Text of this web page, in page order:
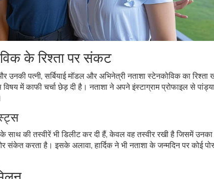
के रिश्ता पर संकट
उनकी पत्नी, सर्बियाई मॉडल और अभिनेत्री नताशा स्टेनकोविक का रिश्ता
में काफी चर्चा छेड़ दी है। नताशा ने अपने इंस्टाग्राम प्रोफाइल से
के साथ की तस्वीरें भी डिलीट कर दी हैं, केवल वह तस्वीर रखी है जिसमें
करता है। इसके अलावा, हार्दिक ने भी नताशा के जन्मदिन पर कोई